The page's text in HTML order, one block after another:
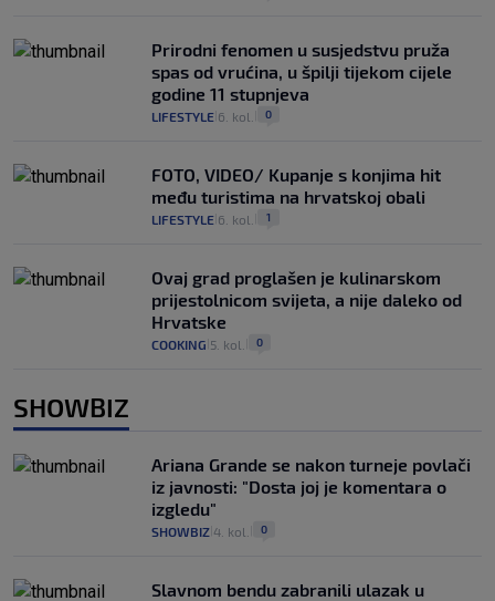
Prirodni fenomen u susjedstvu pruža
spas od vrućina, u špilji tijekom cijele
godine 11 stupnjeva
LIFESTYLE 6. kol. 0
FOTO, VIDEO/ Kupanje s konjima hit
među turistima na hrvatskoj obali
LIFESTYLE 6. kol. 1
Ovaj grad proglašen je kulinarskom
prijestolnicom svijeta, a nije daleko od
Hrvatske
COOKING 5. kol. 0
SHOWBIZ
Ariana Grande se nakon turneje povlači
iz javnosti: "Dosta joj je komentara o
izgledu"
SHOWBIZ 4. kol. 0
Slavnom bendu zabranili ulazak u